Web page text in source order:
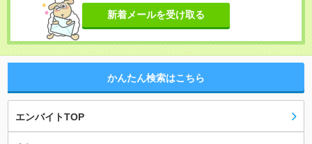
新着メールを受け取る
かんたん検索はこちら
エンバイトTOP